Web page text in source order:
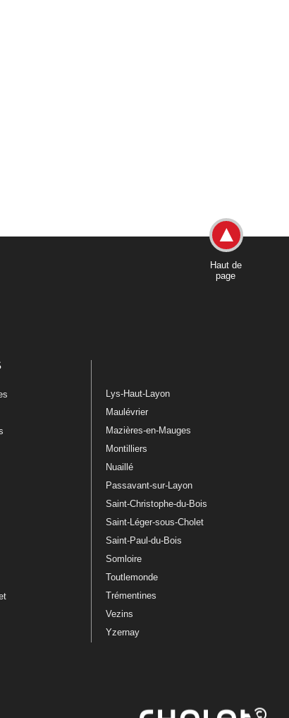
Haut de
page
Lys-Haut-Layon
Maulévrier
Mazières-en-Mauges
Montilliers
Nuaillé
Passavant-sur-Layon
Saint-Christophe-du-Bois
Saint-Léger-sous-Cholet
Saint-Paul-du-Bois
Somloire
Toutlemonde
Trémentines
Vezins
Yzernay